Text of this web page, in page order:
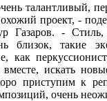
талантливый,
проект, -
Газаров. -
близок, такие
как
вместе, искать
приступим к
очень